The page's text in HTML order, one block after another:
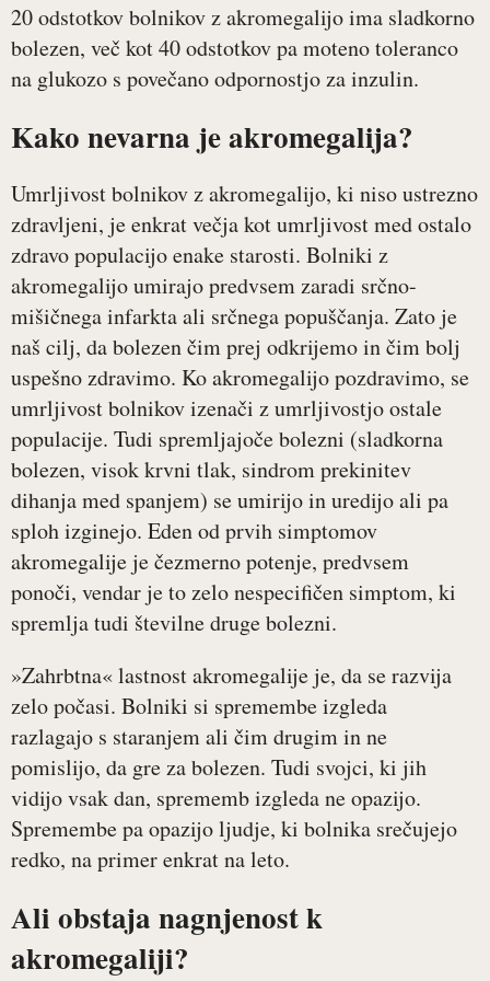
20 odstotkov bolnikov z akromegalijo ima sladkorno
bolezen, več kot 40 odstotkov pa moteno toleranco
na glukozo s povečano odpornostjo za inzulin.
Kako nevarna je akromegalija?
Umrljivost bolnikov z akromegalijo, ki niso ustrezno
zdravljeni, je enkrat večja kot umrljivost med ostalo
zdravo populacijo enake starosti. Bolniki z
akromegalijo umirajo predvsem zaradi srčno-
mišičnega infarkta ali srčnega popuščanja. Zato je
naš cilj, da bolezen čim prej odkrijemo in čim bolj
uspešno zdravimo. Ko akromegalijo pozdravimo, se
umrljivost bolnikov izenači z umrljivostjo ostale
populacije. Tudi spremljajoče bolezni (sladkorna
bolezen, visok krvni tlak, sindrom prekinitev
dihanja med spanjem) se umirijo in uredijo ali pa
sploh izginejo. Eden od prvih simptomov
akromegalije je čezmerno potenje, predvsem
ponoči, vendar je to zelo nespecifičen simptom, ki
spremlja tudi številne druge bolezni.
»Zahrbtna« lastnost akromegalije je, da se razvija
zelo počasi. Bolniki si spremembe izgleda
razlagajo s staranjem ali čim drugim in ne
pomislijo, da gre za bolezen. Tudi svojci, ki jih
vidijo vsak dan, sprememb izgleda ne opazijo.
Spremembe pa opazijo ljudje, ki bolnika srečujejo
redko, na primer enkrat na leto.
Ali obstaja nagnjenost k
akromegaliji?